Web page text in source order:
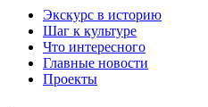
Экскурс в историю
Шаг к культуре
Что интересного
Главные новости
Проекты